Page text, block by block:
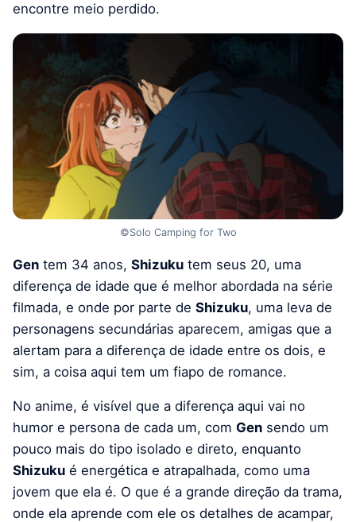
encontre meio perdido.
©Solo Camping for Two
Gen tem 34 anos, Shizuku tem seus 20, uma
diferença de idade que é melhor abordada na série
filmada, e onde por parte de Shizuku, uma leva de
personagens secundárias aparecem, amigas que a
alertam para a diferença de idade entre os dois, e
sim, a coisa aqui tem um fiapo de romance.
No anime, é visível que a diferença aqui vai no
humor e persona de cada um, com Gen sendo um
pouco mais do tipo isolado e direto, enquanto
Shizuku é energética e atrapalhada, como uma
jovem que ela é. O que é a grande direção da trama,
onde ela aprende com ele os detalhes de acampar,